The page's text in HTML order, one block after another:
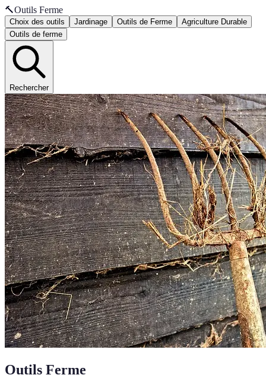
🔨Outils Ferme
Choix des outils Jardinage Outils de Ferme
Agriculture Durable
Outils de ferme
Rechercher
Outils Ferme